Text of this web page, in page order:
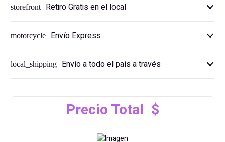
storefront Retiro Gratis en el local
motorcycle Envío Express
local_shipping Envío a todo el país a través
Precio Total $